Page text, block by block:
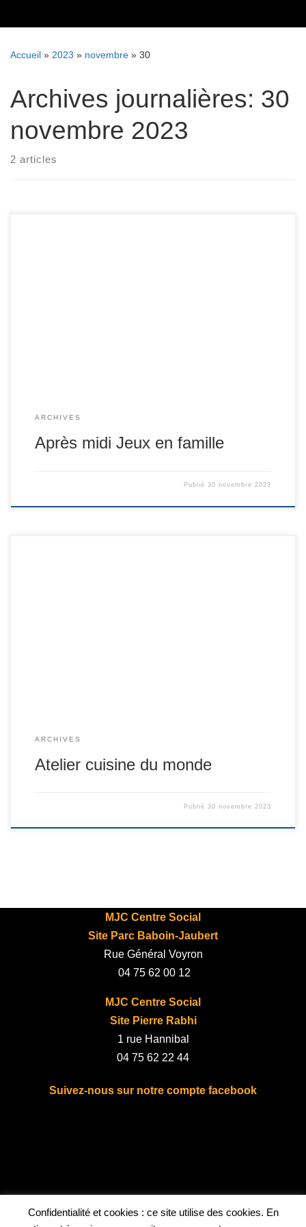
Accueil » 2023 » novembre » 30
Archives journalières: 30
novembre 2023
2 articles
ARCHIVES
Après midi Jeux en famille
Publié30 novembre 2023
ARCHIVES
Atelier cuisine du monde
Publié30 novembre 2023
MJC Centre Social
Site Parc Baboin-Jaubert
Rue Général Voyron
04 75 62 00 12
MJC Centre Social
Site Pierre Rabhi
1 rue Hannibal
04 75 62 22 44
Suivez-nous sur notre compte facebook
Confidentialité et cookies : ce site utilise des cookies. En